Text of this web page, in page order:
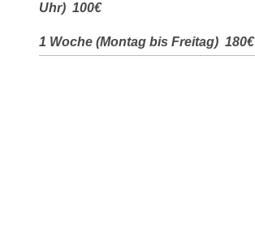
Uhr) 100€
1 Woche (Montag bis Freitag) 180€